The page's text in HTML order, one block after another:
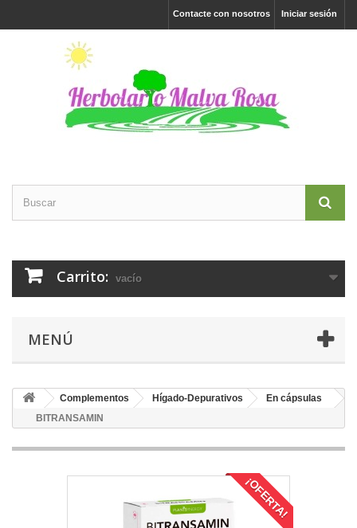
Iniciar sesión
Contacte con nosotros
Carrito: vacío
MENÚ
Complementos Hígado-Depurativos
En cápsulas
BITRANSAMIN
¡OFERTA!